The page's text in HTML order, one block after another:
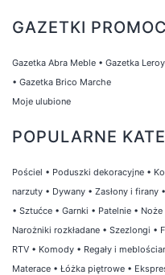
GAZETKI
Gazetka Abra Meble • Gazetka
• Gazetka Brico Marche
Moje ulubione
POPULARNE
Pościel • Poduszki dekoracyjne •
narzuty • Dywany • Zasłony i firany •
• Sztućce • Garnki • Patelnie • Noże
Narożniki rozkładane • Szezlongi •
RTV • Komody • Regały i
Materace • Łóżka piętrowe •